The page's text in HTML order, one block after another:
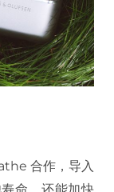
合作，导入